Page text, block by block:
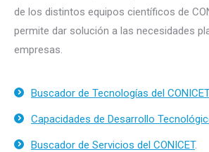
de los distintos equipos científicos de
permite dar solución a las necesidades
empresas.
Buscador de Tecnologías del CONICET
Capacidades de Desarrollo
Buscador de Servicios del CONICET.